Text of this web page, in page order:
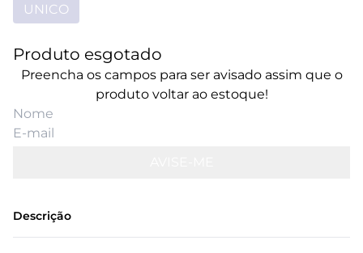
UNICO
Produto esgotado
Preencha os campos para ser avisado assim que o
produto voltar ao estoque!
Descrição